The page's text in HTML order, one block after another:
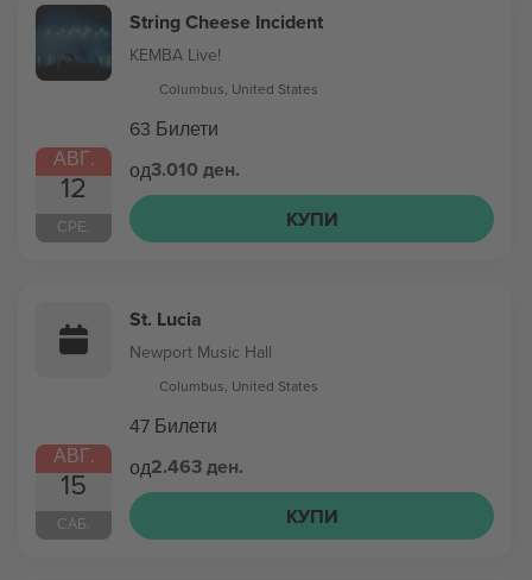
АВГ.
12
СРЕ.
String Cheese Incident
KEMBA Live!
Columbus, United States
63 Билети
од3.010 ден.
КУПИ
АВГ.
15
САБ.
St. Lucia
Newport Music Hall
Columbus, United States
47 Билети
од2.463 ден.
КУПИ